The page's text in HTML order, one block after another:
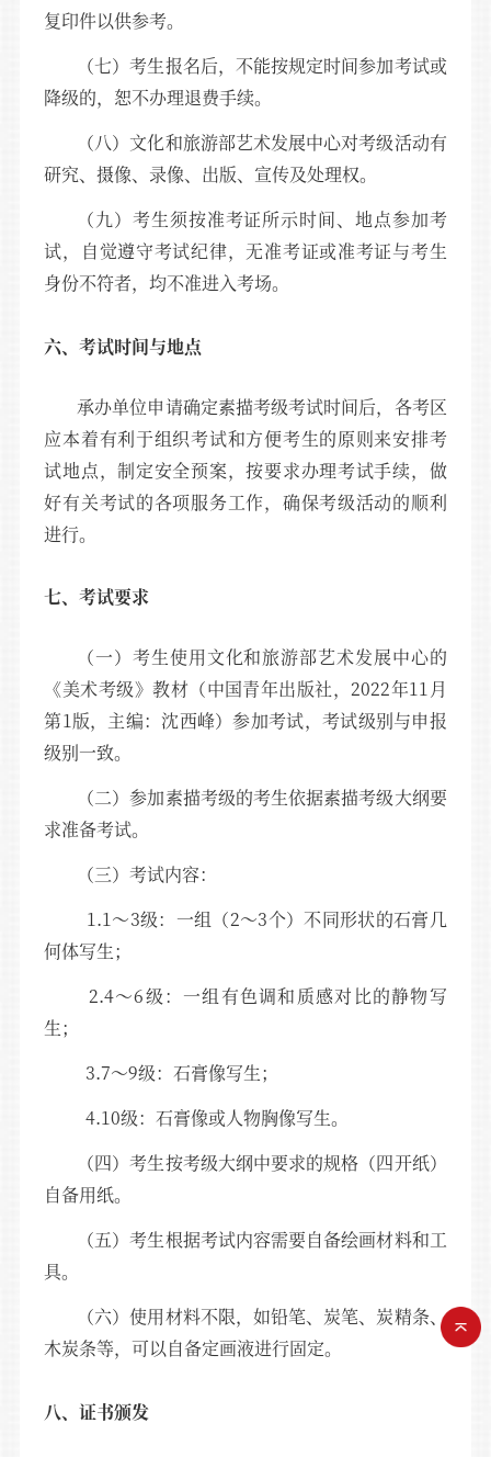
复印件以供参考。
（七）考生报名后，不能按规定时间参加考试或
降级的，恕不办理退费手续。
（八）文化和旅游部艺术发展中心对考级活动有
研究、摄像、录像、出版、宣传及处理权。
（九）考生须按准考证所示时间、地点参加考
试，自觉遵守考试纪律，无准考证或准考证与考生
身份不符者，均不准进入考场。
六、考试时间与地点
承办单位申请确定素描考级考试时间后，各考区
应本着有利于组织考试和方便考生的原则来安排考
试地点，制定安全预案，按要求办理考试手续，做
好有关考试的各项服务工作，确保考级活动的顺利
进行。
七、考试要求
（一）考生使用文化和旅游部艺术发展中心的
《美术考级》教材（中国青年出版社，2022年11月
第1版，主编：沈西峰）参加考试，考试级别与申报
级别一致。
（二）参加素描考级的考生依据素描考级大纲要
求准备考试。
（三）考试内容：
1.1～3级：一组（2～3个）不同形状的石膏几
何体写生；
2.4～6级：一组有色调和质感对比的静物写
生；
3.7～9级：石膏像写生；
4.10级：石膏像或人物胸像写生。
（四）考生按考级大纲中要求的规格（四开纸）
自备用纸。
（五）考生根据考试内容需要自备绘画材料和工
具。
（六）使用材料不限，如铅笔、炭笔、炭精条、
木炭条等，可以自备定画液进行固定。
八、证书颁发